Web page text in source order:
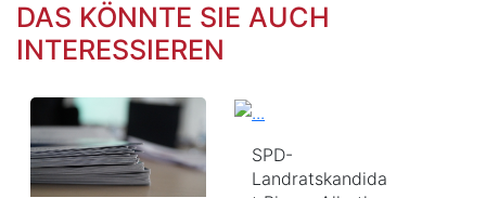
DAS KÖNNTE SIE AUCH
INTERESSIEREN
SPD-
Landratskandida